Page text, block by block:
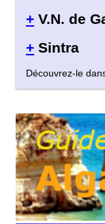
+ V.N. de
+ Sintra
Découvrez-le